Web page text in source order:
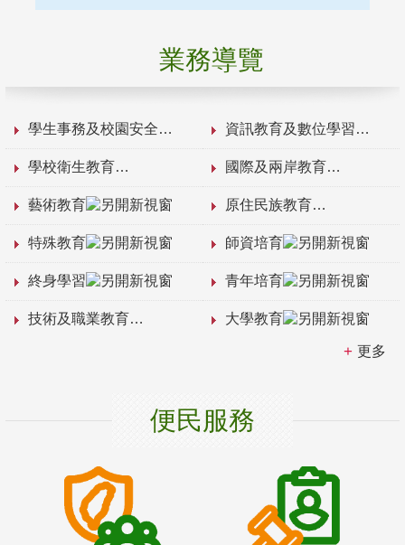
業務導覽
學生事務及校園安全 資訊教育及數位學習
學校衛生教育 國際及兩岸教育
藝術教育 原住民族教育
特殊教育 師資培育
終身學習 青年培育
技術及職業教育 大學教育
更多
便民服務